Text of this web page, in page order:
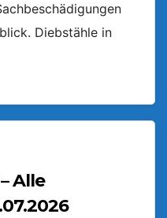
Diebstähle in
Alle